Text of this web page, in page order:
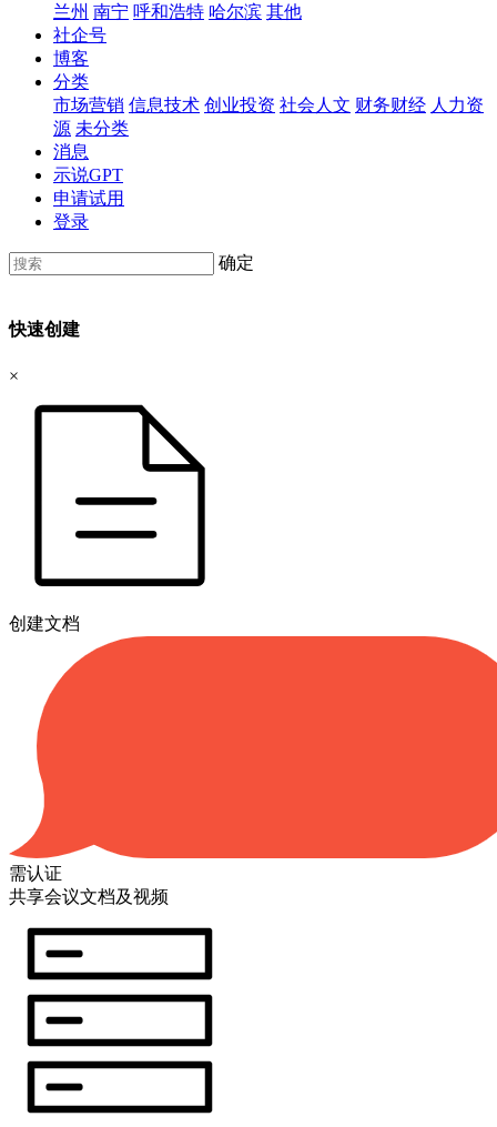
兰州 南宁 呼和浩特 哈尔滨 其他
社企号
博客
分类
市场营销 信息技术 创业投资 社会人文 财务财经 人力资
源 未分类
消息
示说GPT
申请试用
登录
确定
快速创建
×
创建文档
需认证
共享会议文档及视频